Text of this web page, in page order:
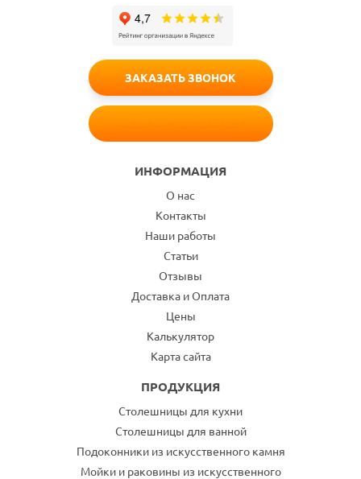
ИНФОРМАЦИЯ
О нас
Контакты
Наши работы
Статьи
Отзывы
Доставка и Оплата
Цены
Калькулятор
Карта сайта
ПРОДУКЦИЯ
Столешницы для кухни
Столешницы для ванной
Подоконники из искусственного камня
Мойки и раковины из искусственного
ЗАКАЗАТЬ ЗВОНОК